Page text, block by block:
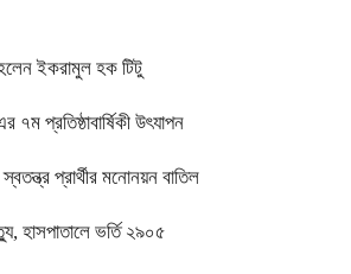
ইকরামুল হক টিটু
প্রতিষ্ঠাবার্ষিকী উৎযাপন
প্রার্থীর মনোনয়ন বাতিল
হাসপাতালে ভর্তি ২৯০৫